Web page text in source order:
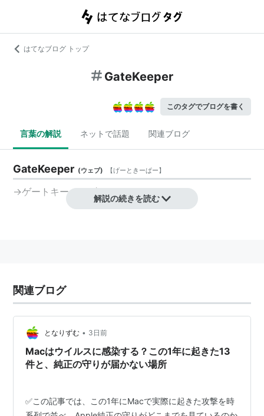
はてなブログ トップ
GateKeeper
このタグでブログを書く
言葉の解説 ネットで話題 関連ブログ
GateKeeper (ウェブ) 【げーときーぱー】
→ゲートキーパーズ
解説の続きを読む
関連ブログ
となりずむ • 3日前
Macはウイルスに感染する？この1年に起きた13
件と、純正の守りが届かない場所
✅この記事では、この1年にMacで実際に起きた攻撃を時